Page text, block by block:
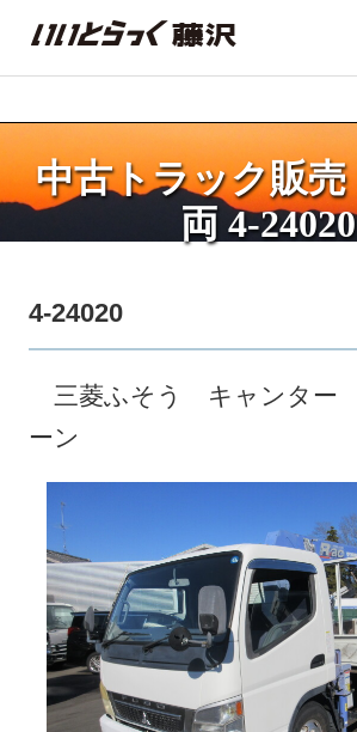
いいとらっく藤沢
中古トラック販
両 4-24020
4-24020
三菱ふそう キャンタ
ーン